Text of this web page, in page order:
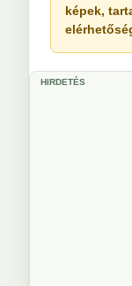
képek,
HIRDETÉS